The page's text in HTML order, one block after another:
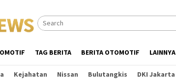
TAG BERITA BERITA OTOMOTIF LAINNYA
Kejahatan Nissan Bulutangkis DKI Jakarta